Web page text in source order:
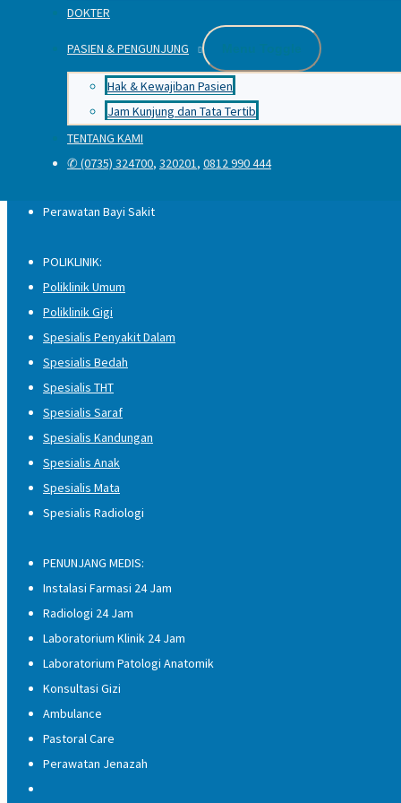
DOKTER
PASIEN & PENGUNJUNG
Hak & Kewajiban Pasien
Jam Kunjung dan Tata Tertib
TENTANG KAMI
✆ (0735) 324700, 320201, 0812 990 444
IGD 24 Jam
RAWAT JALAN (Poliklinik)
Medical Check Up (MCU)
REHABILITASI MEDIK
KEBIDANAN
Perawatan Bayi Sakit
POLIKLINIK:
Poliklinik Umum
Poliklinik Gigi
Spesialis Penyakit Dalam
Spesialis Bedah
Spesialis THT
Spesialis Saraf
Spesialis Kandungan
Spesialis Anak
Spesialis Mata
Spesialis Radiologi
PENUNJANG MEDIS:
Instalasi Farmasi 24 Jam
Radiologi 24 Jam
Laboratorium Klinik 24 Jam
Laboratorium Patologi Anatomik
Konsultasi Gizi
Ambulance
Pastoral Care
Perawatan Jenazah